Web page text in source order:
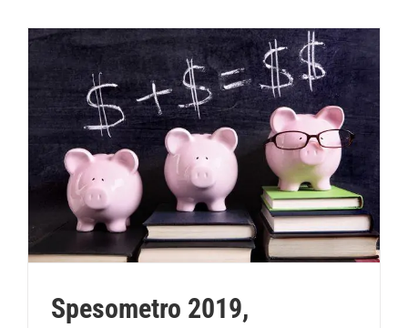
Spesometro 2019,